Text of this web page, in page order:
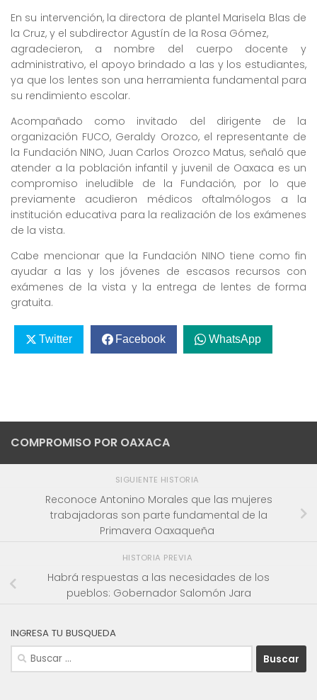
En su intervención, la directora de plantel Marisela Blas de
la Cruz, y el subdirector Agustín de la Rosa Gómez,
agradecieron, a nombre del cuerpo docente y
administrativo, el apoyo brindado a las y los estudiantes,
ya que los lentes son una herramienta fundamental para
su rendimiento escolar.
Acompañado como invitado del dirigente de la
organización FUCO, Geraldy Orozco, el representante de
la Fundación NINO, Juan Carlos Orozco Matus, señaló que
atender a la población infantil y juvenil de Oaxaca es un
compromiso ineludible de la Fundación, por lo que
previamente acudieron médicos oftalmólogos a la
institución educativa para la realización de los exámenes
de la vista.
Cabe mencionar que la Fundación NINO tiene como fin
ayudar a las y los jóvenes de escasos recursos con
exámenes de la vista y la entrega de lentes de forma
gratuita.
Twitter Facebook WhatsApp
COMPROMISO POR OAXACA
SIGUIENTE HISTORIA
Reconoce Antonino Morales que las mujeres
trabajadoras son parte fundamental de la
Primavera Oaxaqueña
HISTORIA PREVIA
Habrá respuestas a las necesidades de los
pueblos: Gobernador Salomón Jara
INGRESA TU BUSQUEDA
Buscar: